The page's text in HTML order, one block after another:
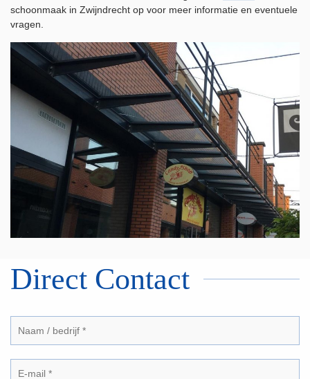
schoonmaak in Zwijndrecht op voor meer informatie en eventuele
vragen.
Direct Contact